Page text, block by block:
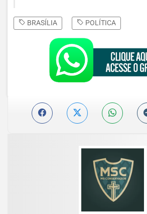
BRASÍLIA POLÍTICA